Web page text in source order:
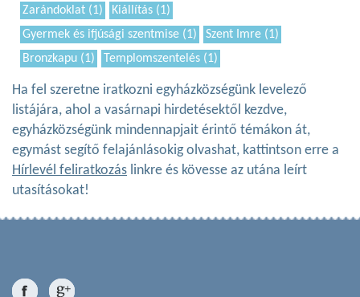
Zarándoklat (1)
Kiállítás (1)
Gyermek és ifjúsági szentmise (1)
Szent Imre (1)
Bronzkapu (1)
Templomszentelés (1)
Ha fel szeretne iratkozni egyházközségünk levelező
listájára, ahol a vasárnapi hirdetésektől kezdve,
egyházközségünk mindennapjait érintő témákon át,
egymást segítő felajánlásokig olvashat, kattintson erre a
Hírlevél feliratkozás linkre és kövesse az utána leírt
utasításokat!